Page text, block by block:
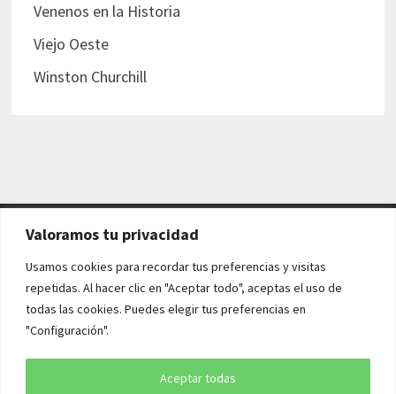
Valoramos tu privacidad
Usamos cookies para recordar tus preferencias y visitas
repetidas. Al hacer clic en "Aceptar todo", aceptas el uso de
todas las cookies. Puedes elegir tus preferencias en
"Configuración".
Aceptar todas
Venenos en la Historia
Viejo Oeste
Winston Churchill
AVISO LEGAL Y POLÍTICAS
Aviso legal
Política de cookies